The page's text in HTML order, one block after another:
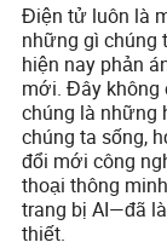
Điện tử luôn là
những gì chúng
hiện nay phản
mới. Đây không
chúng là những
chúng ta sống,
đổi mới công
thoại thông
trang bị AI—đã
thiết.